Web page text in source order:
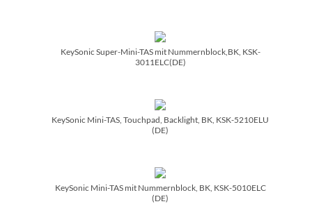
KeySonic Super-Mini-TAS mit Nummernblock,BK, KSK-
3011ELC(DE)
KeySonic Mini-TAS, Touchpad, Backlight, BK, KSK-5210ELU
(DE)
KeySonic Mini-TAS mit Nummernblock, BK, KSK-5010ELC
(DE)